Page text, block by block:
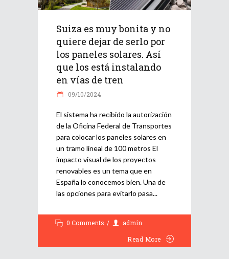
Suiza es muy bonita y no
quiere dejar de serlo por
los paneles solares. Así
que los está instalando
en vías de tren
09/10/2024
El sistema ha recibido la autorización
de la Oficina Federal de Transportes
para colocar los paneles solares en
un tramo lineal de 100 metros El
impacto visual de los proyectos
renovables es un tema que en
España lo conocemos bien. Una de
las opciones para evitarlo pasa
0 Comments
admin
Read More